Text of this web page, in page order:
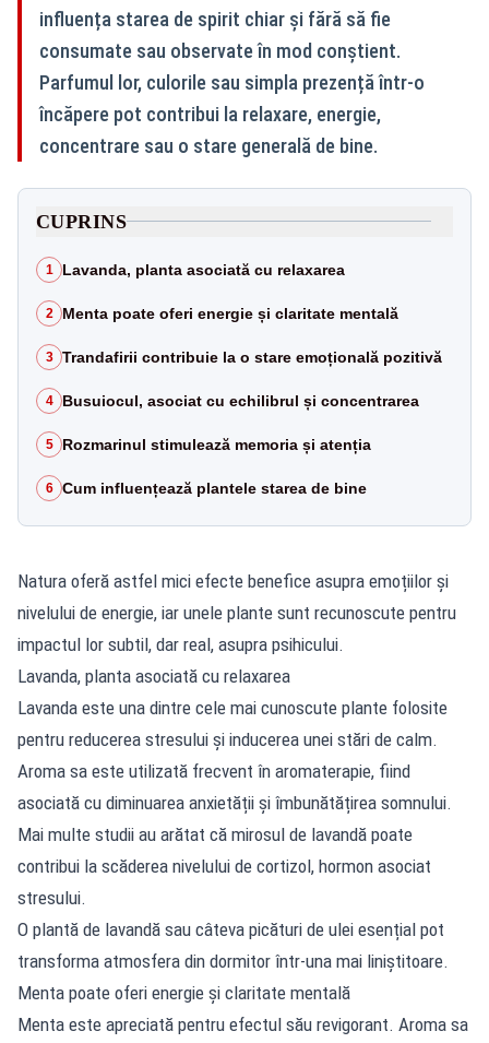
influența starea de spirit chiar și fără să fie
consumate sau observate în mod conștient.
Parfumul lor, culorile sau simpla prezență într-o
încăpere pot contribui la relaxare, energie,
concentrare sau o stare generală de bine.
CUPRINS
1 Lavanda, planta asociată cu relaxarea
2 Menta poate oferi energie și claritate mentală
3 Trandafirii contribuie la o stare emoțională pozitivă
4 Busuiocul, asociat cu echilibrul și concentrarea
5 Rozmarinul stimulează memoria și atenția
6 Cum influențează plantele starea de bine
Natura oferă astfel mici efecte benefice asupra emoțiilor și
nivelului de energie, iar unele plante sunt recunoscute pentru
impactul lor subtil, dar real, asupra psihicului.
Lavanda, planta asociată cu relaxarea
Lavanda este una dintre cele mai cunoscute plante folosite
pentru reducerea stresului și inducerea unei stări de calm.
Aroma sa este utilizată frecvent în aromaterapie, fiind
asociată cu diminuarea anxietății și îmbunătățirea somnului.
Mai multe studii au arătat că mirosul de lavandă poate
contribui la scăderea nivelului de cortizol, hormon asociat
stresului.
O plantă de lavandă sau câteva picături de ulei esențial pot
transforma atmosfera din dormitor într-una mai liniștitoare.
Menta poate oferi energie și claritate mentală
Menta este apreciată pentru efectul său revigorant. Aroma sa